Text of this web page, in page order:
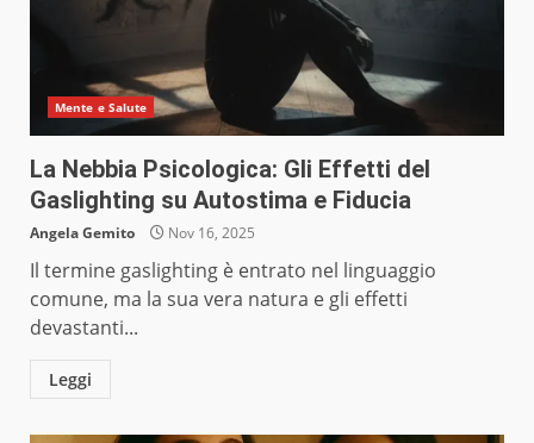
Mente e Salute
La Nebbia Psicologica: Gli Effetti del
Gaslighting su Autostima e Fiducia
Angela Gemito Nov 16, 2025
Il termine gaslighting è entrato nel linguaggio
comune, ma la sua vera natura e gli effetti
devastanti...
Leggi